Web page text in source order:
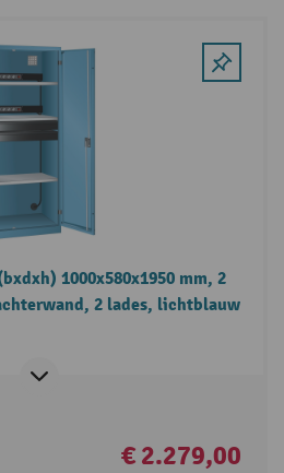
1000x580x1950 mm, 2
2 lades, lichtblauw
€ 2.279,00